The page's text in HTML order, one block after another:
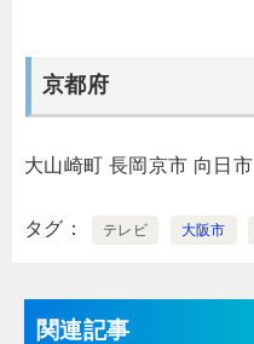
京都府
大山崎町 長岡京市 向日市
タグ テレビ 大阪市
関連記事